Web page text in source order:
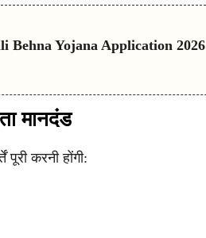
Behna Yojana Application 2026
मानदंड
करनी होंगी: